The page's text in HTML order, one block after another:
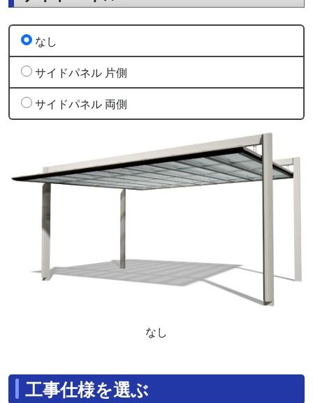
なし
なし
サイドパネル 片側
サイドパネル 両側
工事仕様を選ぶ